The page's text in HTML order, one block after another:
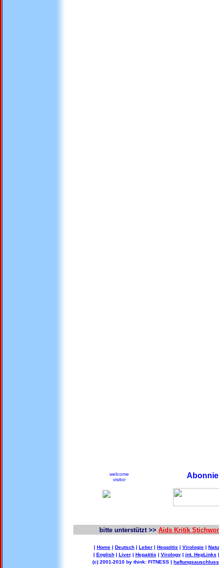
welcome
visitor
bitte unterstützt >> Aids Kritik
| Home | Deutsch | Leber | Hepatitis | Virologie |
| English| Liver| Hepatitis | Virology| int. HepLinks
(c) 2001-2010 by think: FITNESS |